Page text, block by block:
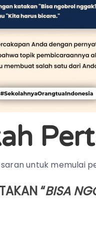
untuk memulai
“BISA